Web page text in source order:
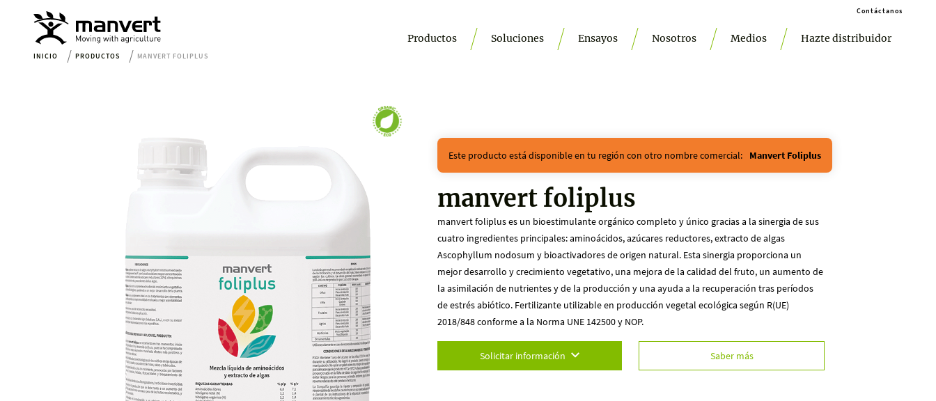
Contáctanos
Productos Soluciones Ensayos Nosotros Medios Hazte distribuidor
INICIO PRODUCTOS MANVERT FOLIPLUS
Este producto está disponible en tu región con otro nombre comercial: Manvert Foliplus
manvert foliplus
manvert foliplus es un bioestimulante orgánico completo y único gracias a la sinergia de sus
cuatro ingredientes principales: aminoácidos, azúcares reductores, extracto de algas
Ascophyllum nodosum y bioactivadores de origen natural. Esta sinergia proporciona un
mejor desarrollo y crecimiento vegetativo, una mejora de la calidad del fruto, un aumento de
la asimilación de nutrientes y de la producción y una ayuda a la recuperación tras períodos
de estrés abiótico. Fertilizante utilizable en producción vegetal ecológica según R(UE)
2018/848 conforme a la Norma UNE 142500 y NOP.
Solicitar información Saber más